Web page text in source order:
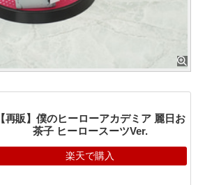
【再販】僕のヒーローアカデミア 麗日お
茶子 ヒーロースーツVer.
楽天で購入